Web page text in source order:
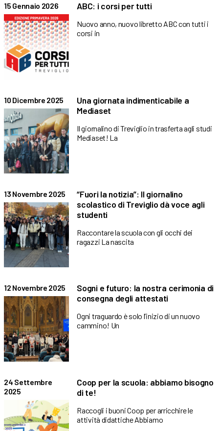
15 Gennaio 2026 ABC: i corsi per tutti
Nuovo anno, nuovo libretto ABC con tutti i
corsi in
10 Dicembre 2025
Una giornata indimenticabile a
Mediaset
Il giornalino di Treviglio in trasferta agli studi
Mediaset! La
13 Novembre 2025
“Fuori la notizia”: Il giornalino
scolastico di Treviglio dà voce agli
studenti
Raccontare la scuola con gli occhi dei
ragazzi La nascita
12 Novembre 2025
Sogni e futuro: la nostra cerimonia di
consegna degli attestati
Ogni traguardo è solo l’inizio di un nuovo
cammino! Un
24 Settembre
2025
Coop per la scuola: abbiamo bisogno
di te!
Raccogli i buoni Coop per arricchire le
attività didattiche Abbiamo